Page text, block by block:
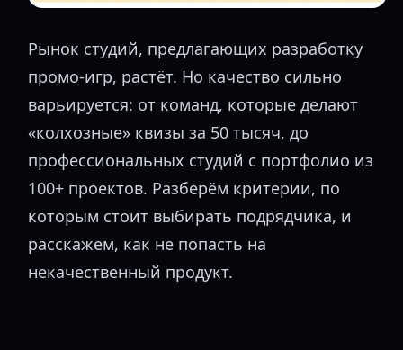
Рынок студий, предлагающих разработку
промо-игр, растёт. Но качество сильно
варьируется: от команд, которые делают
«колхозные» квизы за 50 тысяч, до
профессиональных студий с портфолио из
100+ проектов. Разберём критерии, по
которым стоит выбирать подрядчика, и
расскажем, как не попасть на
некачественный продукт.